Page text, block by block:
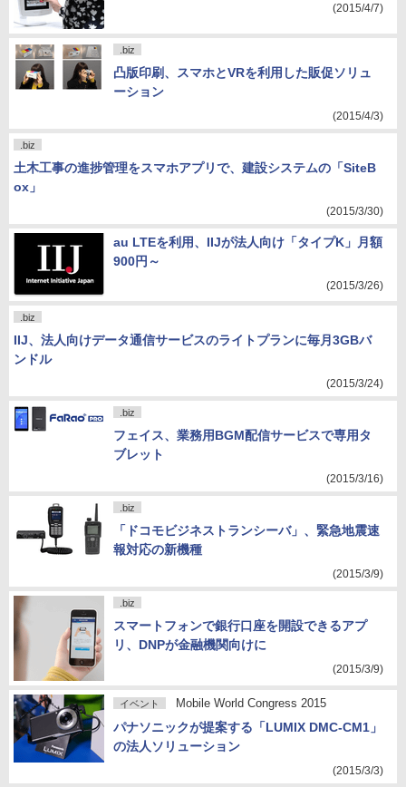
(2015/4/7)
.biz
凸版印刷、スマホとVRを利用した販促ソリュ
ーション
(2015/4/3)
.biz
土木工事の進捗管理をスマホアプリで、建設システムの「SiteB
ox」
(2015/3/30)
au LTEを利用、IIJが法人向け「タイプK」月額
900円～
(2015/3/26)
.biz
IIJ、法人向けデータ通信サービスのライトプランに毎月3GBバ
ンドル
(2015/3/24)
.biz
フェイス、業務用BGM配信サービスで専用タ
ブレット
(2015/3/16)
.biz
「ドコモビジネストランシーバ」、緊急地震速
報対応の新機種
(2015/3/9)
.biz
スマートフォンで銀行口座を開設できるアプ
リ、DNPが金融機関向けに
(2015/3/9)
イベント Mobile World Congress 2015
パナソニックが提案する「LUMIX DMC-CM1」
の法人ソリューション
(2015/3/3)